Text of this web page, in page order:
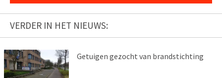
VERDER IN HET NIEUWS:
Getuigen gezocht van brandstichting